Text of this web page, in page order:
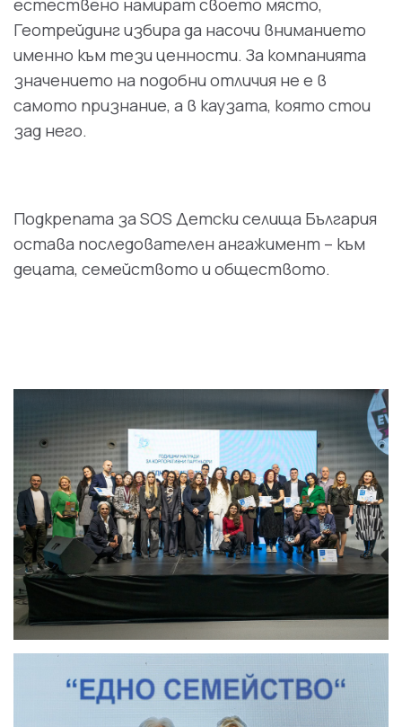
естествено намират своето място,
Геотрейдинг избира да насочи вниманието
именно към тези ценности. За компанията
значението на подобни отличия не е в
самото признание, а в каузата, която стои
зад него.
Подкрепата за SOS Детски селища България
остава последователен ангажимент – към
децата, семейството и обществото.